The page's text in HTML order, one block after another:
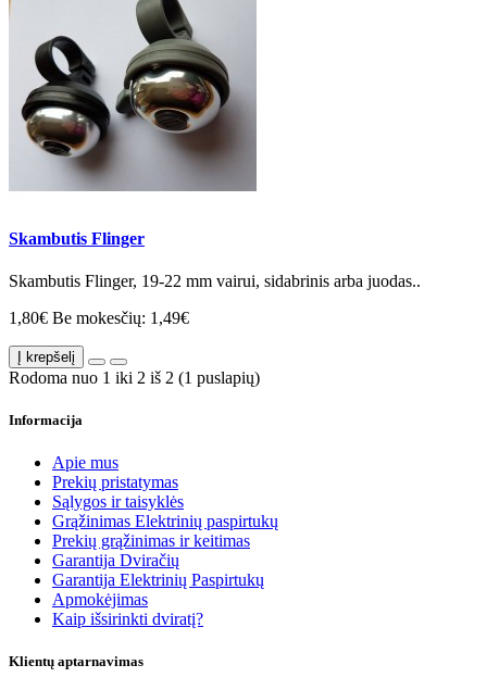
Skambutis Flinger
Skambutis Flinger, 19-22 mm vairui, sidabrinis arba juodas..
1,80€ Be mokesčių: 1,49€
Į krepšelį
Rodoma nuo 1 iki 2 iš 2 (1 puslapių)
Informacija
Apie mus
Prekių pristatymas
Sąlygos ir taisyklės
Grąžinimas Elektrinių paspirtukų
Prekių grąžinimas ir keitimas
Garantija Dviračių
Garantija Elektrinių Paspirtukų
Apmokėjimas
Kaip išsirinkti dviratį?
Klientų aptarnavimas